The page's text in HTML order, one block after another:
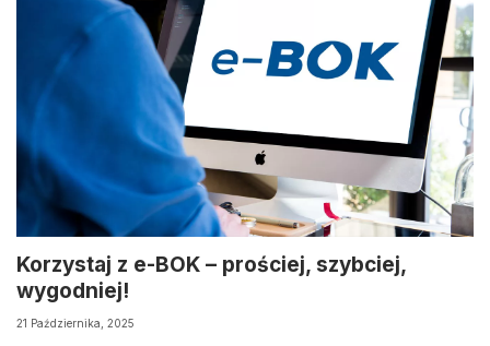
Korzystaj z e-BOK – prościej, szybciej,
wygodniej!
21 Października, 2025